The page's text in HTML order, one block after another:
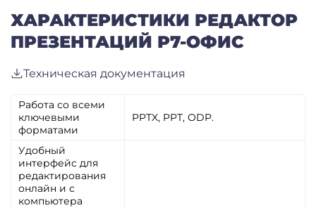
ХАРАКТЕРИСТИКИ РЕДАКТОР
ПРЕЗЕНТАЦИЙ Р7-ОФИС
Техническая документация
Работа со всеми
ключевыми
форматами
PPTX, PPT, ODP.
Удобный
интерфейс для
редактирования
онлайн и с
компьютера